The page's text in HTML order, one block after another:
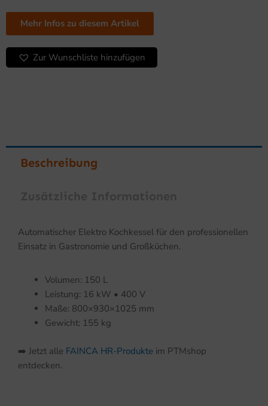
L
Serie
900
Menge
Mehr Infos zu diesem Artikel
Zur Wunschliste hinzufügen
Beschreibung
Automatischer Elektro Kochkessel für den professionellen
Einsatz in Gastronomie und Großküchen.
Volumen: 150 L
Leistung: 16 kW • 400 V
Maße: 800×930×1025 mm
Gewicht: 155 kg
➡️ Jetzt alle FAINCA HR-Produkte im PTMshop
entdecken.